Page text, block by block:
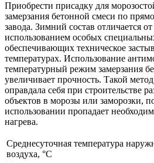
Приобрести присадку для
замерзания бетонной смеси по
завода. Зимний состав отличается
использованием особых
обеспечивающих техническое
температурах. Использование
температурный режим замерзания
увеличивает прочность. Такой
оправдала себя при строительстве
объектов в морозы или заморозки,
использовании пропадает
нагрева.
Среднесуточная температура
воздуха, °C